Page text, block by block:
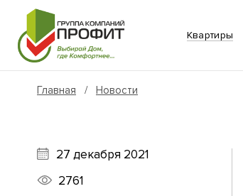
Квартиры
Главная / Новости
27 декабря 2021
2761